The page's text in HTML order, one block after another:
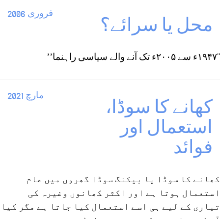
فروری 2006
محل یا سرائے؟
‘‘۱۹۴۷ء سے ۲۰۰۵ء تک آنے والے سیاسی راہنما’’
مارچ 2021
کھانے کا سوڈا،
استعمال اور
فوائد
کھانے کا سوڈا یا بیکنگ سوڈا گھروں میں عام
استعمال ہوتا ہے اور اکثر کھانوں وغیرہ کی
تیاری کے لیے ہی اسے استعمال کیا جاتا ہے مگر کیا